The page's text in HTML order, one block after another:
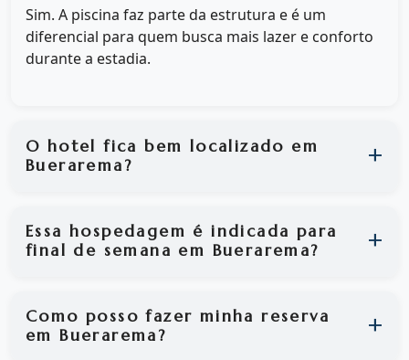
Sim. A piscina faz parte da estrutura e é um
diferencial para quem busca mais lazer e conforto
durante a estadia.
O hotel fica bem localizado em
Buerarema?
Essa hospedagem é indicada para
final de semana em Buerarema?
Como posso fazer minha reserva
em Buerarema?